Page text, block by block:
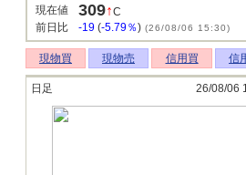
現在値 309↑C
前日比
-19 (-5.79％) (26/08/06 15:30)
現物買 現物売 信用買 信
日足 26/08/06